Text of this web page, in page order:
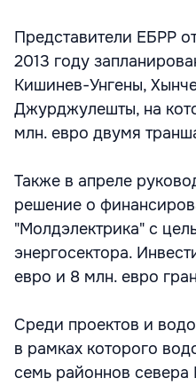
Представители ЕБРР
2013 году
Кишинев-Унгены,
Джурджулешты, на
млн. евро двумя
Также в апреле
решение о
"Молдэлектрика" с
энергосектора.
евро и 8 млн. евро
Среди проектов и
в рамках которого
семь районнов